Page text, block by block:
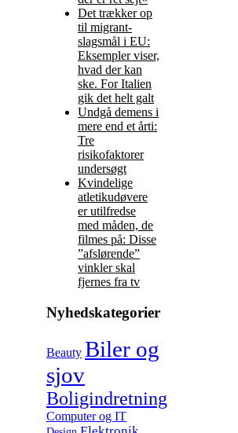
Det trækker op
til migrant-
slagsmål i EU:
Eksempler viser,
hvad der kan
ske. For Italien
gik det helt galt
Undgå demens i
mere end et årti:
Tre
risikofaktorer
undersøgt
Kvindelige
atletikudøvere
er utilfredse
med måden, de
filmes på: Disse
”afslørende”
vinkler skal
fjernes fra tv
Nyhedskategorier
Beauty Biler og
sjov
Boligindretning
Computer og IT